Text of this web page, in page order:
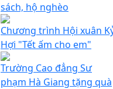
sách, hộ nghèo
Chương trình Hội xuân
Hợi "Tết ấm cho em"
Trường Cao đẳng Sư
phạm Hà Giang tặng quà